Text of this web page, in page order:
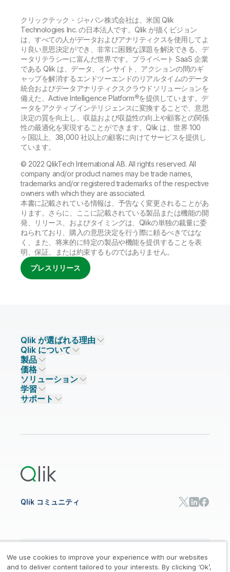
クリックテック・ジャパン株式会社は、米国 Qlik
Technologies Inc. の日本法人です。Qlik が描くビジョン
は、すべての人がデータおよびアナリティクスを使用してよ
り良い意思決定ができ、非常に困難な課題を解決できる、デ
ータリテラシーに富んだ世界です。プライベート SaaS 企業
である Qlik は、データ、インサイト、アクションの間のギ
ャップを解消するエンドツーエンドのリアルタイムのデータ
統合およびデータアナリティクスクラウドソリューションを
備えた、Active Intelligence Platform®を提供しています。デ
ータをアクティブインテリジェンスに変換することで、意思
決定の質を向上し、収益および収益性の向上や顧客との関係
性の最適化を実現することができます。Qlik は、世界 100
ヶ国以上、38,000 社以上の顧客に向けてサービスを提供し
ています。
© 2022 QlikTech International AB. All rights reserved. All
company and/or product names may be trade names,
trademarks and/or registered trademarks of the respective
owners with which they are associated.
本書に記載されている情報は、予告なく変更されることがあ
ります。さらに、ここに記載されている製品または機能の開
発、リリース、およびタイミングは、Qlikの単独の裁量に委
ねられており、購入の意思決定を行う際に頼るべきではな
く、また、将来的に特定の製品や機能を提供することを表
明、保証、または約束するものではありません。
プレスリリース
Qlik が選ばれる理由
Qlik が選ばれる理由
信頼とセキュリティ
信頼とプライバシー
信頼と AI
主なテクノロジーパートナー
データソースとターゲット
Qlik について
企業情報
採用情報
ニュースルーム
事業所 / 連絡先
製品
データ統合とデータ品質
Qlik Talend
Qlik Talend Cloud
Talend Data Fabric
価格
データ統合
データ分析
AI / 機械学習
ソリューション
ソリューションパートナー
パートナー検索
学習
イベント
サポート
Qlik コミュニティ
We use cookies to improve your experience with our websites
and to deliver content tailored to your interests. By clicking ‘Ok’,